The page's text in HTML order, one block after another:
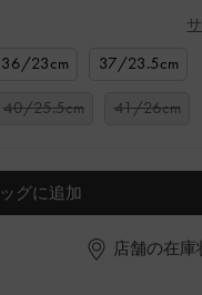
36/23cm
37/23.5cm
40/25.5cm 41/26cm
グに追加
店舗の在庫